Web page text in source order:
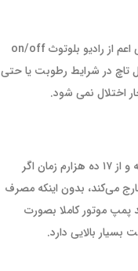
این سیستم دارای ورودی و خروجی های متفاوتی اعم از رادیو بلوتوث on/off
تاچ در شرایط رطوبت یا حتی
اختلال نمی شود.
فیوز محافظ جان در سر راه اصلی موتور قرار گرفته و از ۱۷ ده هزارم زمان اگر
می‌کند، بدون اینکه مصرف
پمپ موتور کاملا بصورت
بالایی دارد.